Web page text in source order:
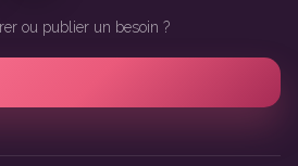
ou publier un besoin ?